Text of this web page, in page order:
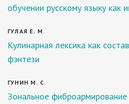
обучении русскому языку как
ГУЛАЯ Е. М.
Кулинарная лексика как
фэнтези
ГУНИН М. С.
Зональное фиброармирование